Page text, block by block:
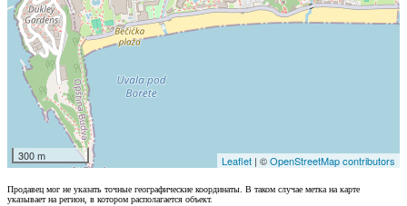
300 m Leaflet | ©OpenStreetMap contributors
Продавец мог не указать точные географические координаты. В таком случае метка на карте
указывает на регион, в котором располагается объект.